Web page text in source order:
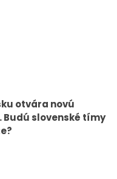
otvára novú
Budú slovenské tímy